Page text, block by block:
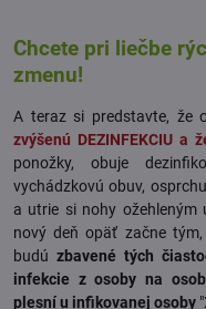
Chcete pri liečbe
zmenu!
A teraz si predstavte, že
zvýšenú DEZINFEKCIU a
ponožky, obuje
vychádzkovú obuv,
a utrie si nohy ožehleným
nový deň opäť začne
budúzbavené tých
infekcie z osoby na
plesní u infikovanej osoby